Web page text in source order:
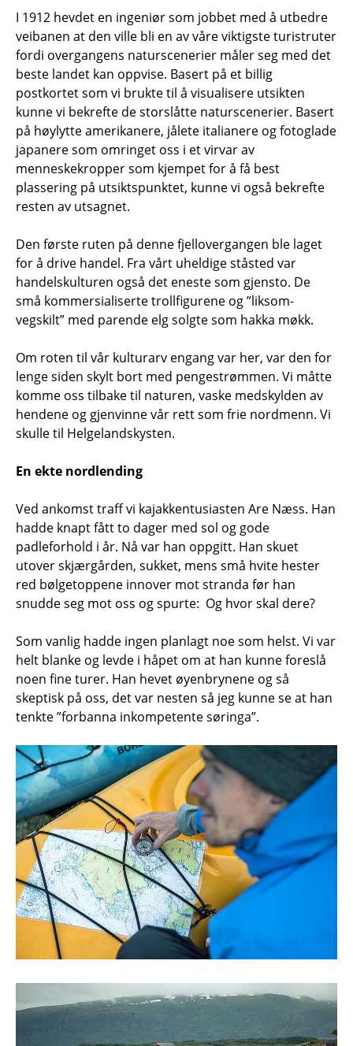
I 1912 hevdet en ingeniør som jobbet med å utbedre
veibanen at den ville bli en av våre viktigste turistruter
fordi overgangens naturscenerier måler seg med det
beste landet kan oppvise. Basert på et billig
postkortet som vi brukte til å visualisere utsikten
kunne vi bekrefte de storslåtte naturscenerier. Basert
på høylytte amerikanere, jålete italianere og fotoglade
japanere som omringet oss i et virvar av
menneskekropper som kjempet for å få best
plassering på utsiktspunktet, kunne vi også bekrefte
resten av utsagnet.
Den første ruten på denne fjellovergangen ble laget
for å drive handel. Fra vårt uheldige ståsted var
handelskulturen også det eneste som gjensto. De
små kommersialiserte trollfigurene og ”liksom-
vegskilt” med parende elg solgte som hakka møkk.
Om roten til vår kulturarv engang var her, var den for
lenge siden skylt bort med pengestrømmen. Vi måtte
komme oss tilbake til naturen, vaske medskylden av
hendene og gjenvinne vår rett som frie nordmenn. Vi
skulle til Helgelandskysten.
En ekte nordlending
Ved ankomst traff vi kajakkentusiasten Are Næss. Han
hadde knapt fått to dager med sol og gode
padleforhold i år. Nå var han oppgitt. Han skuet
utover skjærgården, sukket, mens små hvite hester
red bølgetoppene innover mot stranda før han
snudde seg mot oss og spurte: Og hvor skal dere?
Som vanlig hadde ingen planlagt noe som helst. Vi var
helt blanke og levde i håpet om at han kunne foreslå
noen fine turer. Han hevet øyenbrynene og så
skeptisk på oss, det var nesten så jeg kunne se at han
tenkte ”forbanna inkompetente søringa”.